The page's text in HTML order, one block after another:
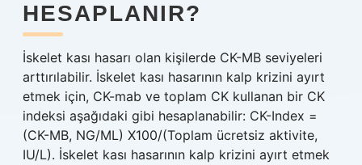
HESAPLANIR?
İskelet kası hasarı olan kişilerde CK-MB seviyeleri
arttırılabilir. İskelet kası hasarının kalp krizini ayırt
etmek için, CK-mab ve toplam CK kullanan bir CK
indeksi aşağıdaki gibi hesaplanabilir: CK-Index =
(CK-MB, NG/ML) X100/(Toplam ücretsiz aktivite,
IU/L). İskelet kası hasarının kalp krizini ayırt etmek